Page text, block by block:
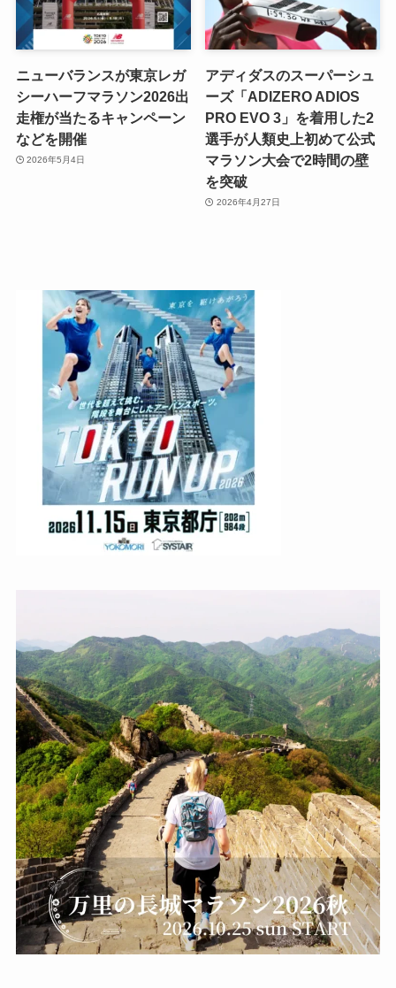
ニューバランスが東京レガ
シーハーフマラソン2026出
走権が当たるキャンペーン
などを開催
2026年5月4日
アディダスのスーパーシュ
ーズ「ADIZERO ADIOS
PRO EVO 3」を着用した2
選手が人類史上初めて公式
マラソン大会で2時間の壁
を突破
2026年4月27日